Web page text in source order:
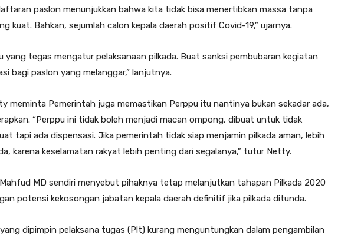
paslon menunjukkan bahwa kita tidak bisa menertibkan massa tanpa
kuat. Bahkan, sejumlah calon kepala daerah positif Covid-19,” ujarnya.
yang tegas mengatur pelaksanaan pilkada. Buat sanksi pembubaran kegiatan
bagi paslon yang melanggar,” lanjutnya.
meminta Pemerintah juga memastikan Perppu itu nantinya bukan sekadar ada,
“Perppu ini tidak boleh menjadi macan ompong, dibuat untuk tidak
tapi ada dispensasi. Jika pemerintah tidak siap menjamin pilkada aman, lebih
karena keselamatan rakyat lebih penting dari segalanya,” tutur Netty.
MD sendiri menyebut pihaknya tetap melanjutkan tahapan Pilkada 2020
potensi kekosongan jabatan kepala daerah definitif jika pilkada ditunda.
dipimpin pelaksana tugas (Plt) kurang menguntungkan dalam pengambilan